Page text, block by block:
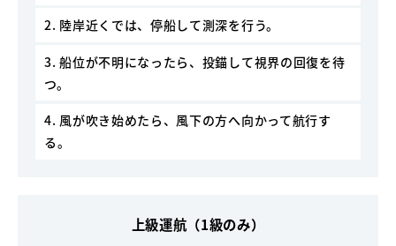
2. 陸岸近くでは、停船して測深を行う。
3. 船位が不明になったら、投錨して視界の回復を待
つ。
4. 風が吹き始めたら、風下の方へ向かって航行す
る。
上級運航（1級のみ）